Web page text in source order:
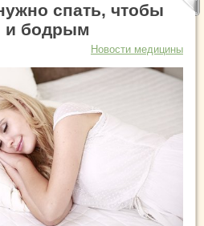
спать, чтобы
и бодрым
Новости медицины